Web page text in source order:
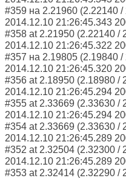
#359 на 2.21960 (2.22140 /
2014.12.10 21:26:45.343
#358 at 2.21950 (2.22140 /
2014.12.10 21:26:45.322
#357 на 2.19805 (2.19840 /
2014.12.10 21:26:45.320
#356 at 2.18950 (2.18980 /
2014.12.10 21:26:45.294
#355 at 2.33669 (2.33630 /
2014.12.10 21:26:45.294
#354 at 2.33669 (2.33630 /
2014.12.10 21:26:45.289
#352 at 2.32504 (2.32300 /
2014.12.10 21:26:45.289
#353 at 2.32414 (2.32290 /